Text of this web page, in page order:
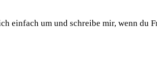
einfach um und schreibe mir, wenn du